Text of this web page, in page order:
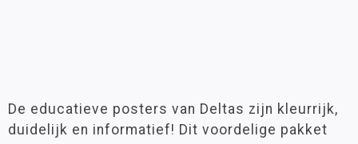
De educatieve posters van Deltas zijn kleurrijk,
duidelijk en informatief! Dit voordelige pakket